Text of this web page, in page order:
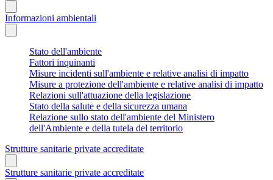
Informazioni ambientali
Stato dell'ambiente
Fattori inquinanti
Misure incidenti sull'ambiente e relative analisi di impatto
Misure a protezione dell'ambiente e relative analisi di impatto
Relazioni sull'attuazione della legislazione
Stato della salute e della sicurezza umana
Relazione sullo stato dell'ambiente del Ministero
dell'Ambiente e della tutela del territorio
Strutture sanitarie private accreditate
Strutture sanitarie private accreditate